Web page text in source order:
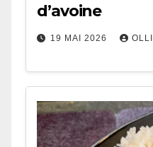
d’avoine
19 MAI 2026 OLLI